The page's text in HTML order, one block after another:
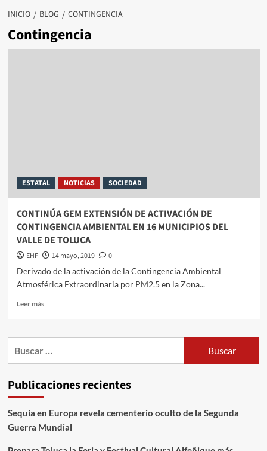
INICIO BLOG CONTINGENCIA
Contingencia
ESTATAL NOTICIAS SOCIEDAD
CONTINÚA GEM EXTENSIÓN DE ACTIVACIÓN DE
CONTINGENCIA AMBIENTAL EN 16 MUNICIPIOS DEL
VALLE DE TOLUCA
EHF 14 mayo, 2019
0
Derivado de la activación de la Contingencia Ambiental
Atmosférica Extraordinaria por PM2.5 en la Zona...
Leer más
Publicaciones recientes
Sequía en Europa revela cementerio oculto de la Segunda
Guerra Mundial